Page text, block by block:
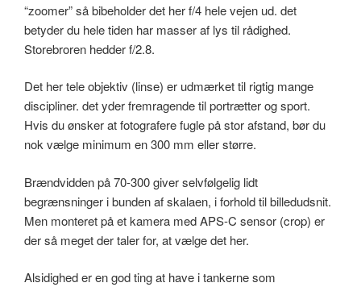
“zoomer” så bibeholder det her f/4 hele vejen ud. det
betyder du hele tiden har masser af lys til rådighed.
Storebroren hedder f/2.8.
Det her tele objektiv (linse) er udmærket til rigtig mange
discipliner. det yder fremragende til portrætter og sport.
Hvis du ønsker at fotografere fugle på stor afstand, bør du
nok vælge minimum en 300 mm eller større.
Brændvidden på 70-300 giver selvfølgelig lidt
begrænsninger i bunden af skalaen, i forhold til billedudsnit.
Men monteret på et kamera med APS-C sensor (crop) er
der så meget der taler for, at vælge det her.
Alsidighed er en god ting at have i tankerne som